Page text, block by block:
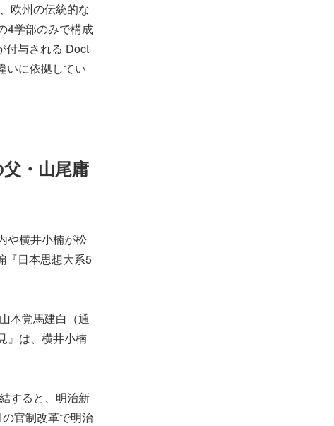
欧州の伝統的な
4学部のみで構成
付与される Doct
いに依拠してい
・山尾庸
や横井小楠が松
『日本思想大系5
本覚馬建白（通
』は、横井小楠
すると、明治新
官制改革で明治